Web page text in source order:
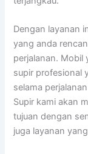
Dengan layanan
yang anda
perjalanan. Mobil
supir profesional
selama
Supir kami akan
tujuan dengan
juga layanan